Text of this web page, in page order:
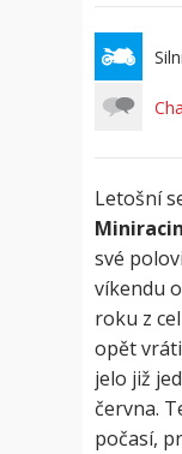
Letošní
své
víkendu
roku z
opět
jelo již
června.
počasí,